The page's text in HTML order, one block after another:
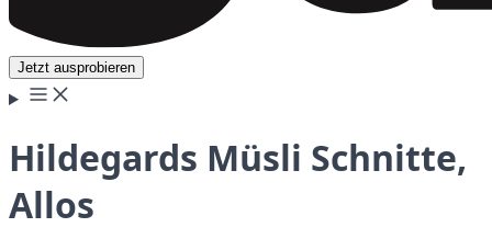
Jetzt ausprobieren
Hildegards Müsli Schnitte,
Allos